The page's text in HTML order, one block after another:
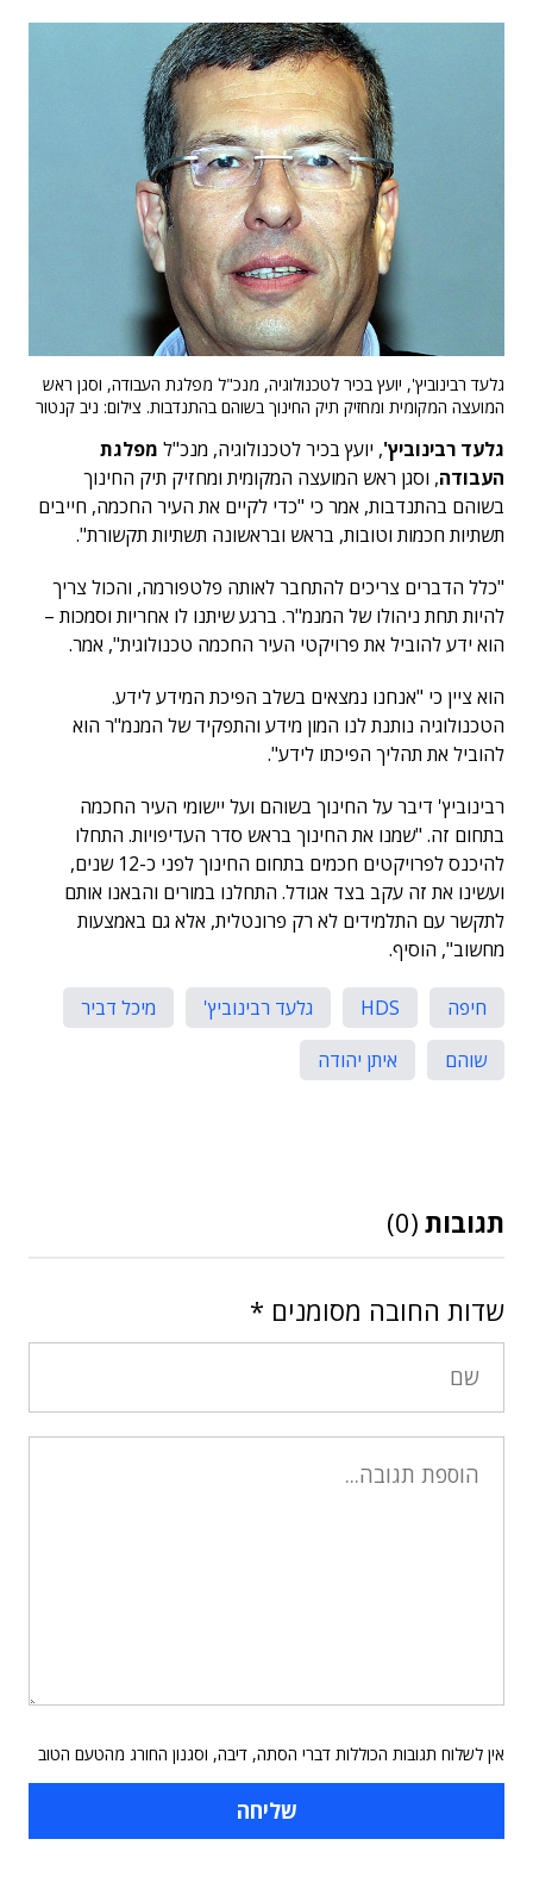
גלעד רבינוביץ', יועץ בכיר לטכנולוגיה, מנכ"ל מפלגת העבודה, וסגן ראש
המועצה המקומית ומחזיק תיק החינוך בשוהם בהתנדבות. צילום: ניב קנטור
גלעד רבינוביץ', יועץ בכיר לטכנולוגיה, מנכ"ל מפלגת
העבודה, וסגן ראש המועצה המקומית ומחזיק תיק החינוך
בשוהם בהתנדבות, אמר כי "כדי לקיים את העיר החכמה, חייבים
תשתיות חכמות וטובות, בראש ובראשונה תשתיות תקשורת".
"כלל הדברים צריכים להתחבר לאותה פלטפורמה, והכול צריך
להיות תחת ניהולו של המנמ"ר. ברגע שיתנו לו אחריות וסמכות –
הוא ידע להוביל את פרויקטי העיר החכמה טכנולוגית", אמר.
הוא ציין כי "אנחנו נמצאים בשלב הפיכת המידע לידע.
הטכנולוגיה נותנת לנו המון מידע והתפקיד של המנמ"ר הוא
להוביל את תהליך הפיכתו לידע".
רבינוביץ' דיבר על החינוך בשוהם ועל יישומי העיר החכמה
בתחום זה. "שמנו את החינוך בראש סדר העדיפויות. התחלו
להיכנס לפרויקטים חכמים בתחום החינוך לפני כ-12 שנים,
ועשינו את זה עקב בצד אגודל. התחלנו במורים והבאנו אותם
לתקשר עם התלמידים לא רק פרונטלית, אלא גם באמצעות
מחשוב", הוסיף.
חיפה HDS גלעד רבינוביץ'
מיכל דביר
שוהם
איתן יהודה
תגובות (0)
שדות החובה מסומנים *
אין לשלוח תגובות הכוללות דברי הסתה, דיבה, וסגנון החורג מהטעם הטוב